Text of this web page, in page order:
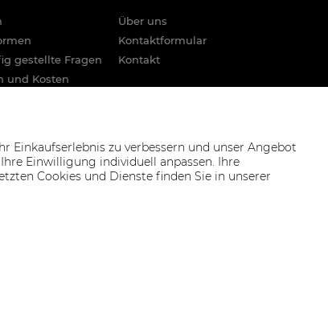
gestellte Fragen
und Kosten
Über uns
Kontaktformular
Kontakt
Einkaufserlebnis zu verbessern und unser Angebot
Einwilligung individuell anpassen. Ihre
Cookies und Dienste finden Sie in unserer